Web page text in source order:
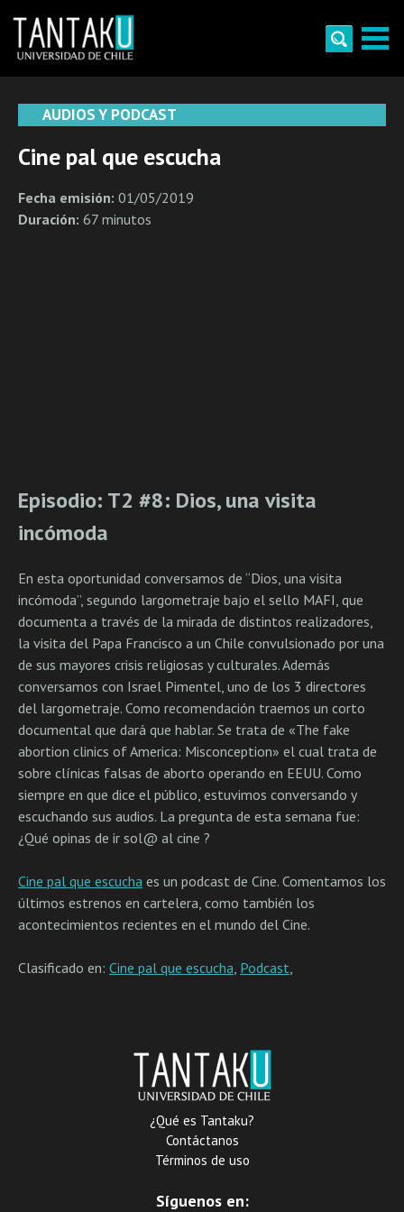
content
AUDIOS Y PODCAST
Cine pal que escucha
Fecha emisión: 01/05/2019
Duración: 67 minutos
Episodio: T2 #8: Dios, una visita
incómoda
En esta oportunidad conversamos de “Dios, una visita
incómoda”, segundo largometraje bajo el sello MAFI, que
documenta a través de la mirada de distintos realizadores,
la visita del Papa Francisco a un Chile convulsionado por una
de sus mayores crisis religiosas y culturales. Además
conversamos con Israel Pimentel, uno de los 3 directores
del largometraje. Como recomendación traemos un corto
documental que dará que hablar. Se trata de «The fake
abortion clinics of America: Misconception» el cual trata de
sobre clínicas falsas de aborto operando en EEUU. Como
siempre en que dice el público, estuvimos conversando y
escuchando sus audios. La pregunta de esta semana fue:
¿Qué opinas de ir sol@ al cine ?
Cine pal que escucha es un podcast de Cine. Comentamos los
últimos estrenos en cartelera, como también los
acontecimientos recientes en el mundo del Cine.
Clasificado en: Cine pal que escucha, Podcast,
¿Qué es Tantaku?
Contáctanos
Términos de uso
Síguenos en: